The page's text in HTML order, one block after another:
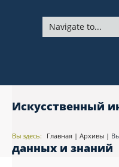
Искусственный
данных и знаний
Вы здесь: Главная | Архивы |